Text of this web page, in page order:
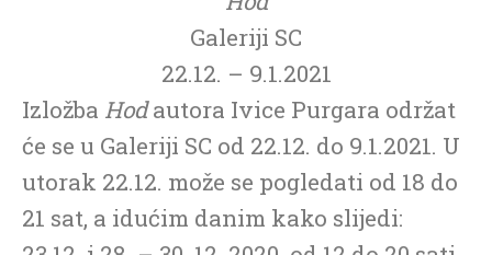
Galeriji SC
22.12. – 9.1.2021
Izložba Hodautora Ivice Purgara održat
će se u Galeriji SC od 22.12. do 9.1.2021. U
utorak 22.12. može se pogledati od 18 do
21 sat, a idućim danim kako slijedi: